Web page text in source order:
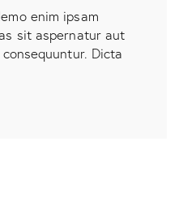
enim ipsam
sit aspernatur aut
Dicta